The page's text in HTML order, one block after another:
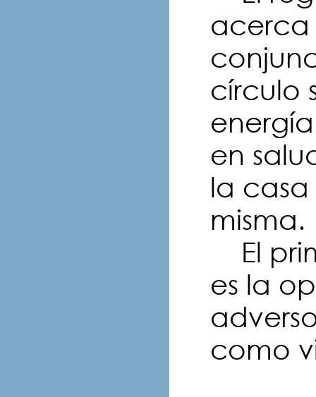
acerca
círculo
en
la casa
misma.
El
es la
como